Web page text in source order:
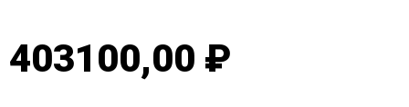
403100,00 ₽